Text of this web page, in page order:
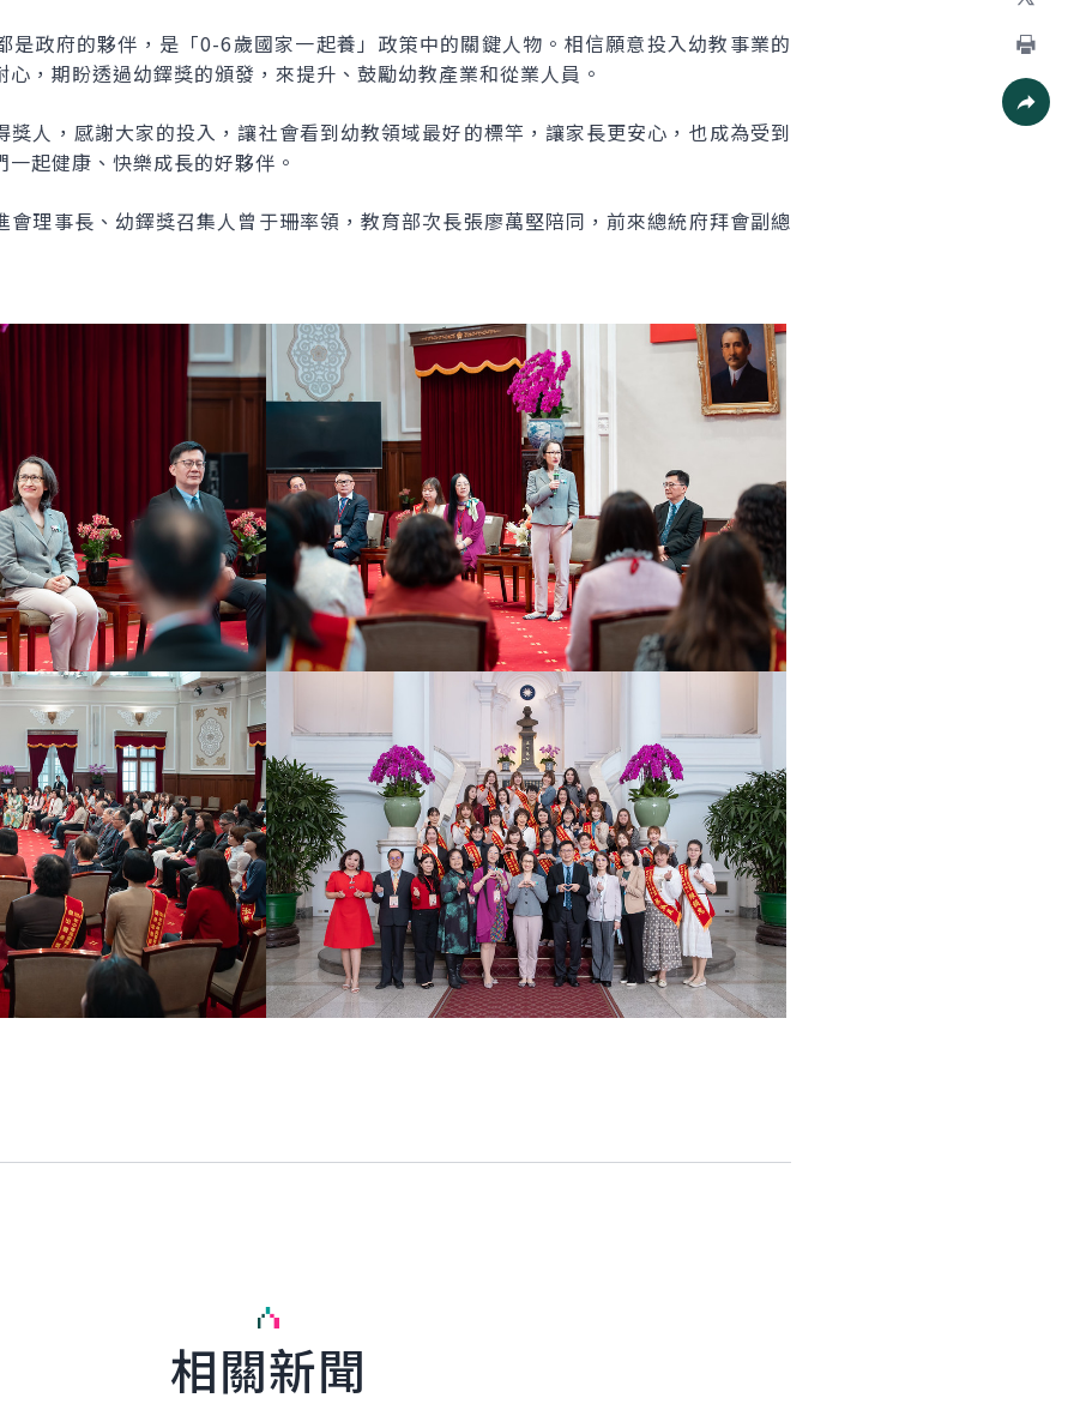
列印
是政府的夥伴，是「0-6歲國家一起養」政策中的關鍵人物。相信願意投入幼教事業的
，期盼透過幼鐸獎的頒發，來提升、鼓勵幼教產業和從業人員。
獎人，感謝大家的投入，讓社會看到幼教領域最好的標竿，讓家長更安心，也成為受到
起健康、快樂成長的好夥伴。
會理事長、幼鐸獎召集人曾于珊率領，教育部次長張廖萬堅陪同，前來總統府拜會副總
相關新聞